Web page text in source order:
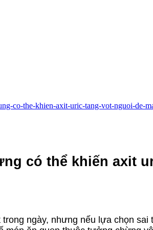
co-the-khien-axit-uric-tang-vot-nguoi-de-
có thể khiến axit
ngày, nhưng nếu lựa chọn